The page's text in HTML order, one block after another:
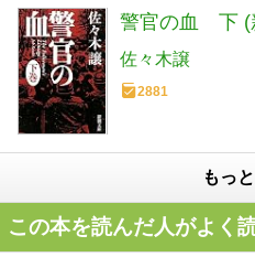
警官の血 下 (
佐々木譲
2881
もっ
この本を読んだ人がよく